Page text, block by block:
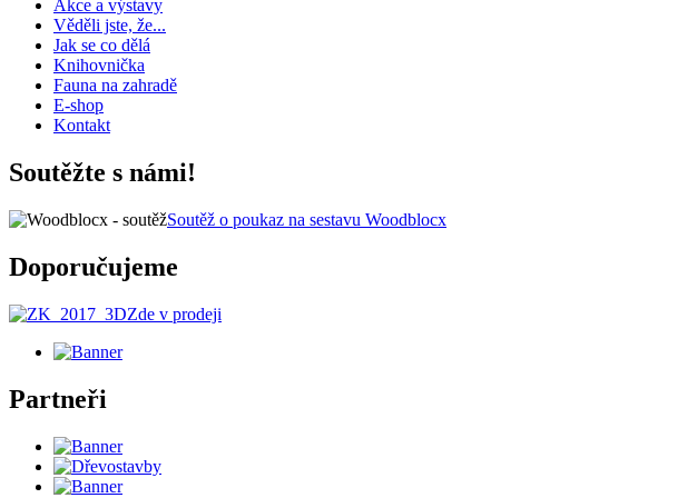
Akce a výstavy
Věděli jste, že...
Jak se co dělá
Knihovnička
Fauna na zahradě
E-shop
Kontakt
Soutěžte s námi!
Soutěž o poukaz na sestavu Woodblocx
Doporučujeme
Zde v prodeji
Partneři